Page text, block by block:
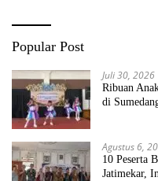
Popular Post
Juli 30, 2026
Ribuan
di
Agustus 6,
10 Peserta
Jatimekar,